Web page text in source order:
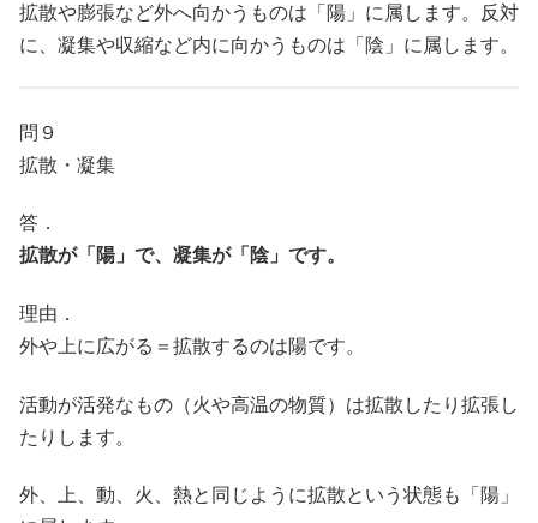
拡散や膨張など外へ向かうものは「陽」に属します。反対
に、凝集や収縮など内に向かうものは「陰」に属します。
問９
拡散・凝集
答．
拡散が「陽」で、凝集が「陰」です。
理由．
外や上に広がる＝拡散するのは陽です。
活動が活発なもの（火や高温の物質）は拡散したり拡張し
たりします。
外、上、動、火、熱と同じように拡散という状態も「陽」